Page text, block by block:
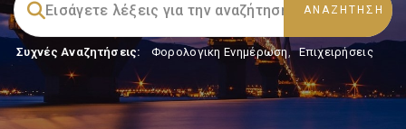
Συχνές Αναζητήσεις: Φορολογικη Ενημέρωση, Επιχειρήσεις